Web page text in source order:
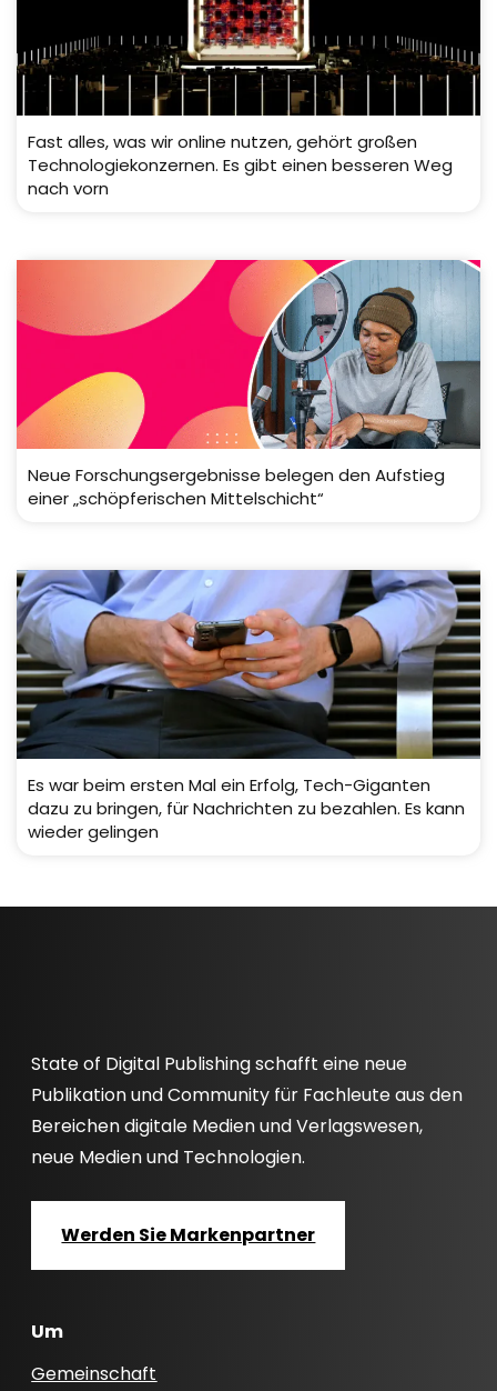
Fast alles, was wir online nutzen, gehört großen
Technologiekonzernen. Es gibt einen besseren Weg
nach vorn
Neue Forschungsergebnisse belegen den Aufstieg
einer „schöpferischen Mittelschicht“
Es war beim ersten Mal ein Erfolg, Tech-Giganten
dazu zu bringen, für Nachrichten zu bezahlen. Es kann
wieder gelingen
State of Digital Publishing schafft eine neue
Publikation und Community für Fachleute aus den
Bereichen digitale Medien und Verlagswesen,
neue Medien und Technologien.
Werden Sie Markenpartner
Um
Gemeinschaft